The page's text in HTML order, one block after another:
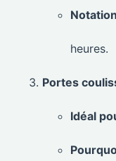
heures.
Portes
Idéal